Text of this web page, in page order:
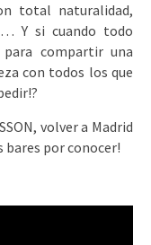
total naturalidad,
Y si cuando todo
compartir una
con todos los que
volver a Madrid
bares por conocer!